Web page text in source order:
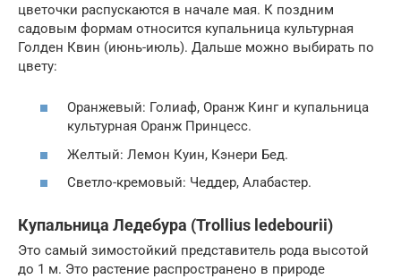
цветочки распускаются в начале мая. К поздним
садовым формам относится купальница культурная
Голден Квин (июнь-июль). Дальше можно выбирать по
цвету:
Оранжевый: Голиаф, Оранж Кинг и купальница
культурная Оранж Принцесс.
Желтый: Лемон Куин, Кэнери Бед.
Светло-кремовый: Чеддер, Алабастер.
Купальница Ледебура (Trollius ledebourii)
Это самый зимостойкий представитель рода высотой
до 1 м. Это растение распространено в природе